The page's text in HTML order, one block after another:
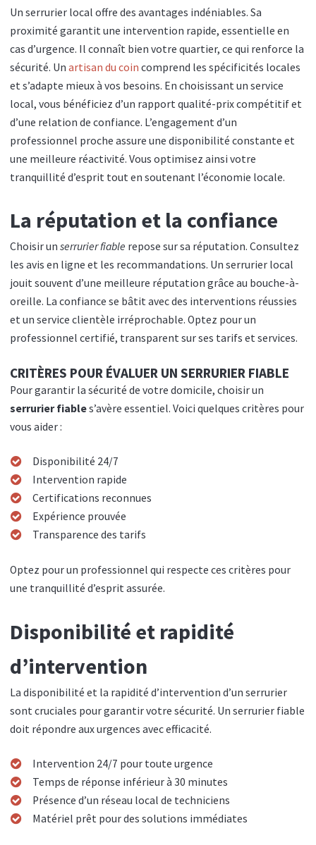
Un serrurier local offre des avantages indéniables. Sa
proximité garantit une intervention rapide, essentielle en
cas d’urgence. Il connaît bien votre quartier, ce qui renforce la
sécurité. Un artisan du coin comprend les spécificités locales
et s’adapte mieux à vos besoins. En choisissant un service
local, vous bénéficiez d’un rapport qualité-prix compétitif et
d’une relation de confiance. L’engagement d’un
professionnel proche assure une disponibilité constante et
une meilleure réactivité. Vous optimisez ainsi votre
tranquillité d’esprit tout en soutenant l’économie locale.
La réputation et la confiance
Choisir un serrurier fiable repose sur sa réputation. Consultez
les avis en ligne et les recommandations. Un serrurier local
jouit souvent d’une meilleure réputation grâce au bouche-à-
oreille. La confiance se bâtit avec des interventions réussies
et un service clientèle irréprochable. Optez pour un
professionnel certifié, transparent sur ses tarifs et services.
CRITÈRES POUR ÉVALUER UN SERRURIER FIABLE
Pour garantir la sécurité de votre domicile, choisir un
serrurier fiables’avère essentiel. Voici quelques critères pour
vous aider :
Disponibilité 24/7
Intervention rapide
Certifications reconnues
Expérience prouvée
Transparence des tarifs
Optez pour un professionnel qui respecte ces critères pour
une tranquillité d’esprit assurée.
Disponibilité et rapidité
d’intervention
La disponibilité et la rapidité d’intervention d’un serrurier
sont cruciales pour garantir votre sécurité. Un serrurier fiable
doit répondre aux urgences avec efficacité.
Intervention 24/7 pour toute urgence
Temps de réponse inférieur à 30 minutes
Présence d’un réseau local de techniciens
Matériel prêt pour des solutions immédiates